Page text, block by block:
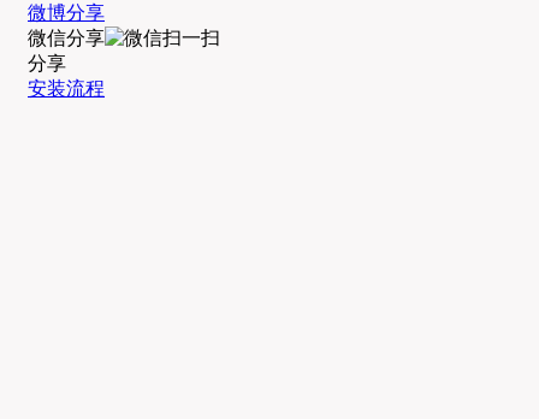
微博分享
微信分享
分享
安装流程